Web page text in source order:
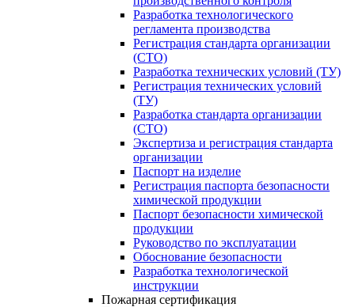
Разработка технологического
регламента производства
Регистрация стандарта организации
(СТО)
Разработка технических условий (ТУ)
Регистрация технических условий
(ТУ)
Разработка стандарта организации
(СТО)
Экспертиза и регистрация стандарта
организации
Паспорт на изделие
Регистрация паспорта безопасности
химической продукции
Паспорт безопасности химической
продукции
Руководство по эксплуатации
Обоснование безопасности
Разработка технологической
инструкции
Пожарная сертификация